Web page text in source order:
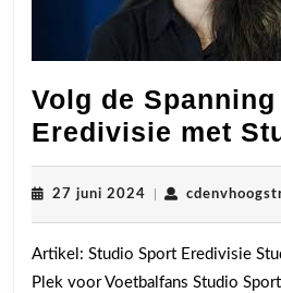
Volg de
Eredivisie met
27 juni 2024 27
Artikel: Studio Sport Eredivisie
Plek voor Voetbalfans Studio